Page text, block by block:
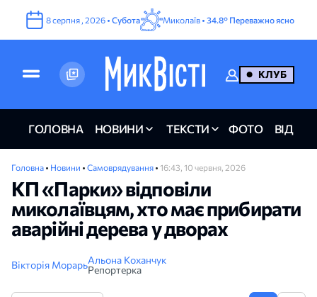
8серпня , 2026 • Субота Миколаїв • 34.8° Переважно ясно
КЛУБ
ГОЛОВНА НОВИНИ ТЕКСТИ ФОТО ВІДЕО
Головна • Новини • Самоврядування • 16:43, 10 червня, 2026
КП «Парки» відповіли
миколаївцям, хто має прибирати
аварійні дерева у дворах
Вікторія МорарьАльона Коханчук
Репортерка